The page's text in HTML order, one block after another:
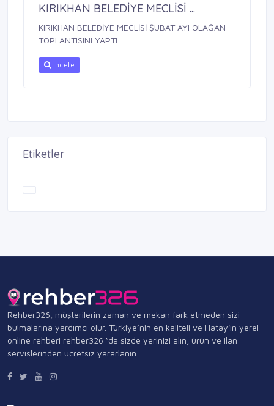
KIRIKHAN BELEDİYE MECLİSİ ...
KIRIKHAN BELEDİYE MECLİSİ ŞUBAT AYI OLAĞAN
TOPLANTISINI YAPTI
İncele
Etiketler
Rehber326, müşterilerin zaman ve mekan fark etmeden sizi
bulmalarına yardımcı olur. Türkiye’nin en kaliteli ve Hatay'ın yerel
online rehberi rehber326 ‘da sizde yerinizi alın, ürün ve ilan
servislerinden ücretsiz yararlanın.